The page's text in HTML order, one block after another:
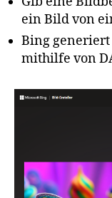
ein Bild von
Bing
mithilfe von